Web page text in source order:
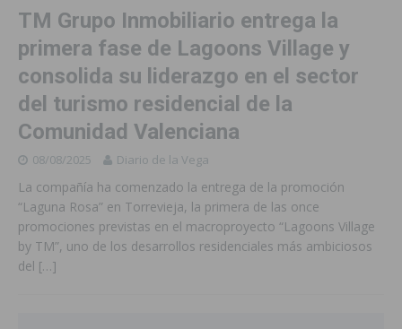
TM Grupo Inmobiliario entrega la
primera fase de Lagoons Village y
consolida su liderazgo en el sector
del turismo residencial de la
Comunidad Valenciana
08/08/2025 Diario de la Vega
La compañía ha comenzado la entrega de la promoción
“Laguna Rosa” en Torrevieja, la primera de las once
promociones previstas en el macroproyecto “Lagoons Village
by TM”, uno de los desarrollos residenciales más ambiciosos
del […]